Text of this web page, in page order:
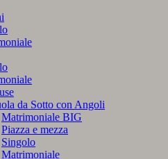
da Sotto con Angoli
Matrimoniale BIG
Piazza e mezza
Singolo
Matrimoniale